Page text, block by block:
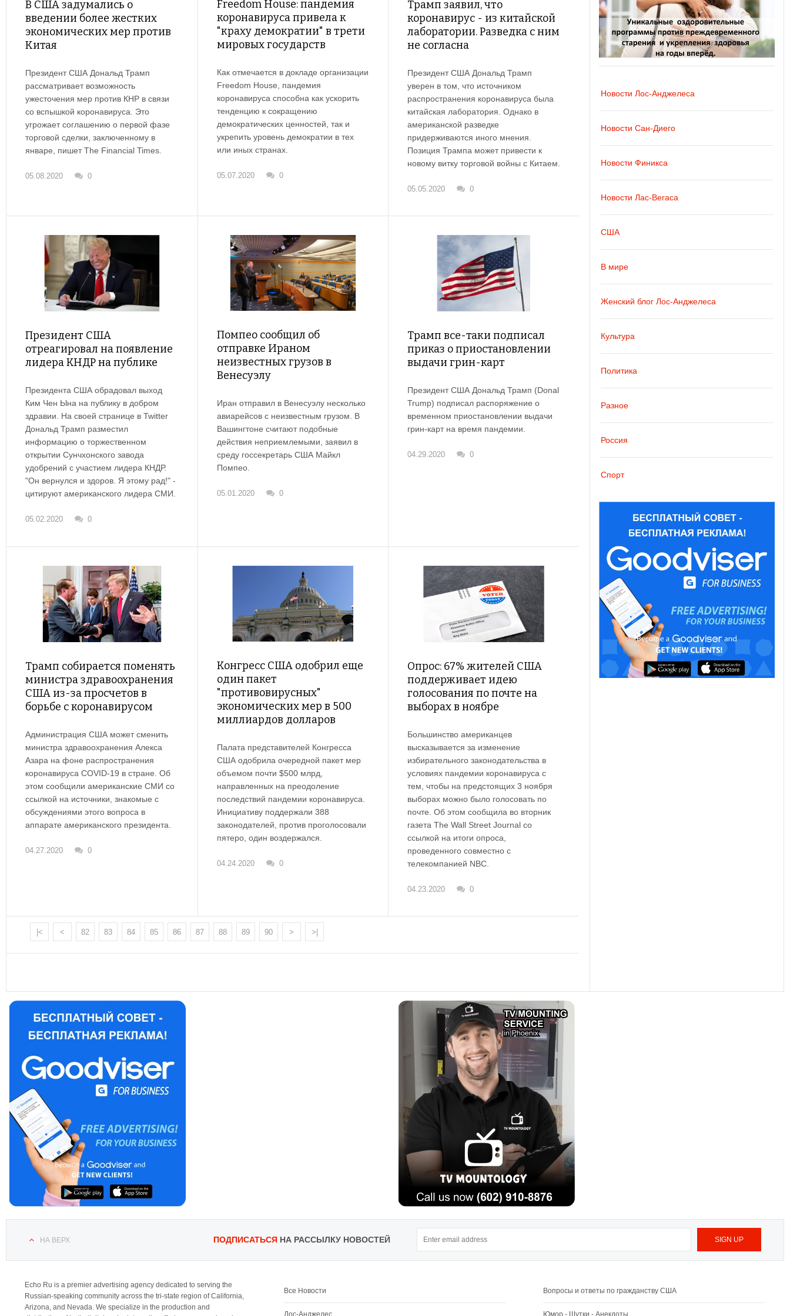
В США задумались о
введении более жестких
экономических мер против
Китая
Президент США Дональд Трамп
рассматривает возможность
ужесточения мер против КНР в связи
со вспышкой коронавируса. Это
угрожает соглашению о первой фазе
торговой сделки, заключенному в
январе, пишет The Financial Times.
05.08.2020 0
Freedom House: пандемия
коронавируса привела к
"краху демократии" в трети
мировых государств
Как отмечается в докладе организации
Freedom House, пандемия
коронавируса способна как ускорить
тенденцию к сокращению
демократических ценностей, так и
укрепить уровень демократии в тех
или иных странах.
05.07.2020 0
Трамп заявил, что
коронавирус - из китайской
лаборатории. Разведка с ним
не согласна
Президент США Дональд Трамп
уверен в том, что источником
распространения коронавируса была
китайская лаборатория. Однако в
американской разведке
придерживаются иного мнения.
Позиция Трампа может привести к
новому витку торговой войны с Китаем.
05.05.2020 0
Президент США
отреагировал на появление
лидера КНДР на публике
Президента США обрадовал выход
Ким Чен Ына на публику в добром
здравии. На своей странице в Twitter
Дональд Трамп разместил
информацию о торжественном
открытии Сунчхонского завода
удобрений с участием лидера КНДР.
"Он вернулся и здоров. Я этому рад!" -
цитируют американского лидера СМИ.
05.02.2020 0
Помпео сообщил об
отправке Ираном
неизвестных грузов в
Венесуэлу
Иран отправил в Венесуэлу несколько
авиарейсов с неизвестным грузом. В
Вашингтоне считают подобные
действия неприемлемыми, заявил в
среду госсекретарь США Майкл
Помпео.
05.01.2020 0
Трамп все-таки подписал
приказ о приостановлении
выдачи грин-карт
Президент США Дональд Трамп (Donal
Trump) подписал распоряжение о
временном приостановлении выдачи
грин-карт на время пандемии.
04.29.2020 0
Трамп собирается поменять
министра здравоохранения
США из-за просчетов в
борьбе с коронавирусом
Администрация США может сменить
министра здравоохранения Алекса
Азара на фоне распространения
коронавируса COVID-19 в стране. Об
этом сообщили американские СМИ со
ссылкой на источники, знакомые с
обсуждениями этого вопроса в
аппарате американского президента.
04.27.2020 0
Конгресс США одобрил еще
один пакет
"противовирусных"
экономических мер в 500
миллиардов долларов
Палата представителей Конгресса
США одобрила очередной пакет мер
объемом почти $500 млрд,
направленных на преодоление
последствий пандемии коронавируса.
Инициативу поддержали 388
законодателей, против проголосовали
пятеро, один воздержался.
04.24.2020 0
Опрос: 67% жителей США
поддерживает идею
голосования по почте на
выборах в ноябре
Большинство американцев
высказывается за изменение
избирательного законодательства в
условиях пандемии коронавируса с
тем, чтобы на предстоящих 3 ноября
выборах можно было голосовать по
почте. Об этом сообщила во вторник
газета The Wall Street Journal со
ссылкой на итоги опроса,
проведенного совместно с
телекомпанией NBC.
04.23.2020 0
|< < 82 83 84 85 86 87 88 89 90 > >|
Новости Лос-Анджелеса
Новости Сан-Диего
Новости Финикса
Новости Лас-Вегаса
США
В мире
Женский блог Лос-Анджелеса
Культура
Политика
Разное
Россия
Спорт
НА ВЕРХ ПОДПИСАТЬСЯНА РАССЫЛКУ НОВОСТЕЙ
Echo Ru is a premier advertising agency dedicated to serving the
Russian-speaking community across the tri-state region of California,
Arizona, and Nevada. We specialize in the production and
Все Новости
Лос-Анджелес
Вопросы и ответы по гражданству США
Юмор - Шутки - Анекдоты